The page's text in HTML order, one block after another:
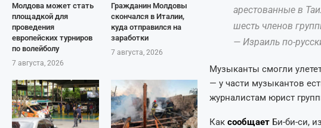
Молдова может стать
площадкой для
проведения
европейских турниров
по волейболу
7 августа, 2026
Гражданин Молдовы
скончался в Италии,
куда отправился на
заработки
7 августа, 2026
арестованные в
шесть членов
— Израиль по-
Музыканты смогли
— у части музыкантов
журналистам юрист
Как сообщает Би-би-си,